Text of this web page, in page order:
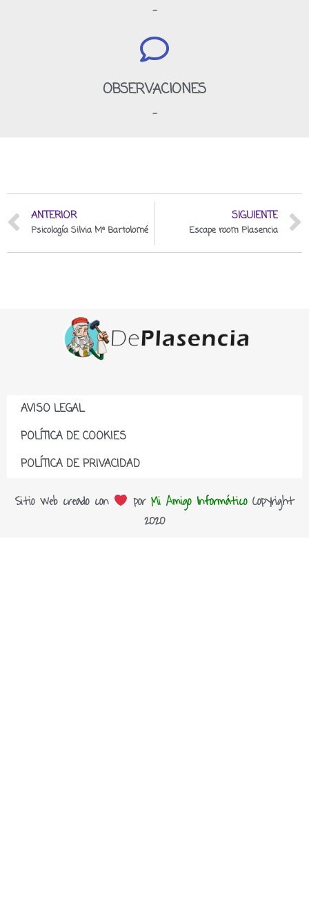
-
OBSERVACIONES
-
ANTERIOR
Psicología Silvia Mª Bartolomé
SIGUIENTE
Escape room Plasencia
AVISO LEGAL
POLÍTICA DE COOKIES
POLÍTICA DE PRIVACIDAD
Sitio web creado con porMi Amigo InformáticoCopyright
2020